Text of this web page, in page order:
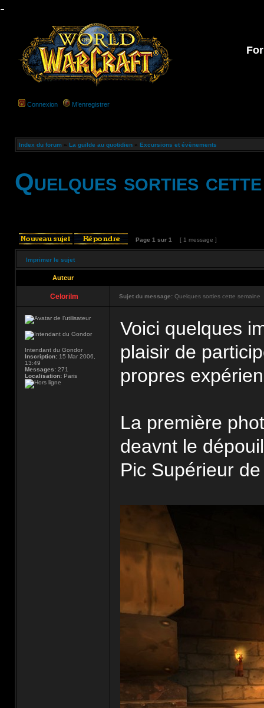
-
Connexion M’enregistrer
Index du forum » La guilde au quotidien » Excursions et évènements
Quelques sorties cette
Page 1 sur 1 [ 1 message ]
Imprimer le sujet
Auteur
Celorilm Sujet du message: Quelques sorties cette semaine
Intendant du Gondor
Inscription: 15 Mar 2006,
13:49
Messages: 271
Localisation: Paris
Voici quelques
plaisir de
propres
La première
deavnt le
Pic Supérieur